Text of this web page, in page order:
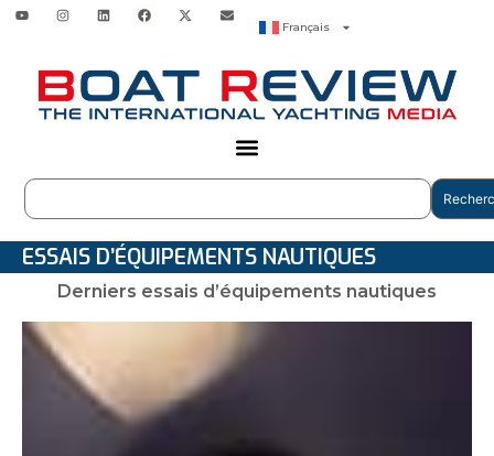
Français
ESSAIS D’ÉQUIPEMENTS NAUTIQUES
Derniers essais d’équipements nautiques